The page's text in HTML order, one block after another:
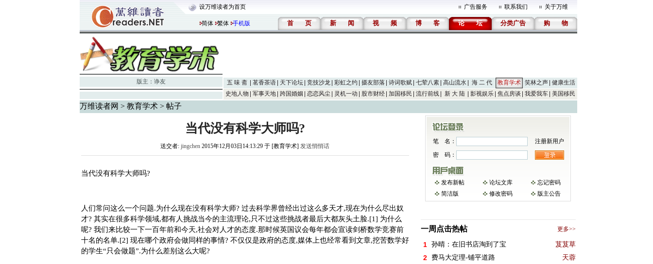
设万维读者为首页 广告服务 联系我们 关于万维
简体 繁体 手机版 首 页 新 闻 视 频 博 客 论 坛 分类广告 购 物
版主： 诤友 五 味 斋 茗香茶语 天下论坛 竞技沙龙 彩虹之约 摄友部落 诗词歌赋 七荤八素 高山流水 海 二 代 教育学术 笑林之声
健康生活
史地人物
军事天地 跨国婚姻 恋恋风尘 灵机一动 股市财经 加国移民 流行前线 新 大 陆 影视娱乐 焦点房谈 我爱我车 美国移民
万维读者网 > 教育学术> 帖子
当代没有科学大师吗?
送交者: jingchen 2015年12月03日14:13:29 于 [教育学术] 发送悄悄话
当代没有科学大师吗?
人们常问这么一个问题.为什么现在没有科学大师? 过去科学界曾经出过这么多天才,现在为什么尽出奴
才? 其实在很多科学领域,都有人挑战当今的主流理论,只不过这些挑战者最后大都灰头土脸.[1] 为什么
呢? 我们来比较一下一百年前和今天,社会对人才的态度.那时候英国议会每年都会宣读剑桥数学竞赛前
十名的名单.[2] 现在哪个政府会做同样的事情? 不仅仅是政府的态度,媒体上也经常看到文章,挖苦数学好
的学生“只会做题”.为什么差别这么大呢?
笔 名：
注册新用户
密 码：
发布新帖 论坛文库
忘记密码
简洁版
修改密码 版主公告
一周点击热帖 更多>>
1 孙晴：在旧书店淘到了宝 芨芨草
2 费马大定理-铺平道路 天蓉